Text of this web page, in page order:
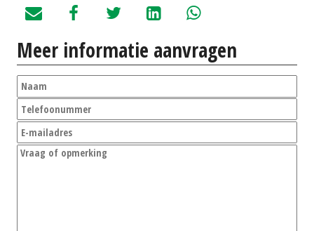
Meer informatie aanvragen